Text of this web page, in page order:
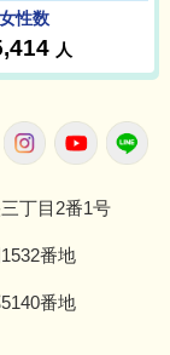
FacebookInstagram
丁目2番1号
番地
番地